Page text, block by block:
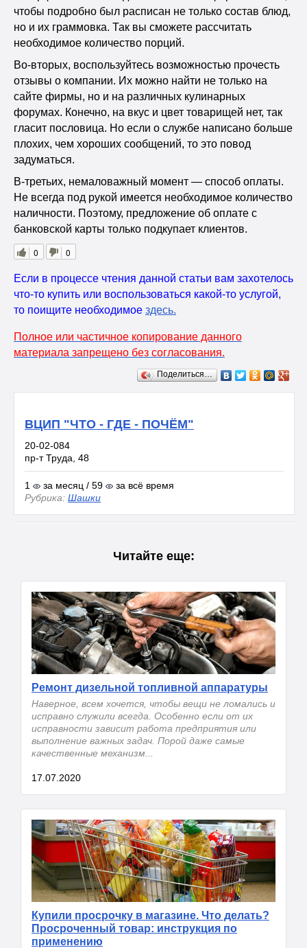
чтобы подробно был расписан не только состав блюд,
но и их граммовка. Так вы сможете рассчитать
необходимое количество порций.
Во-вторых, воспользуйтесь возможностью прочесть
отзывы о компании. Их можно найти не только на
сайте фирмы, но и на различных кулинарных
форумах. Конечно, на вкус и цвет товарищей нет, так
гласит пословица. Но если о службе написано больше
плохих, чем хороших сообщений, то это повод
задуматься.
В-третьих, немаловажный момент — способ оплаты.
Не всегда под рукой имеется необходимое количество
наличности. Поэтому, предложение об оплате с
банковской карты только подкупает клиентов.
0
0
Если в процессе чтения данной статьи вам захотелось
что-то купить или воспользоваться какой-то услугой,
то поищите необходимое здесь.
Полное или частичное копирование данного
материала запрещено без согласования.
Поделиться…
ВЦИП "ЧТО - ГДЕ - ПОЧЁМ"
20-02-084
пр-т Труда, 48
1 за месяц / 59
за всё время
Рубрика: Шашки
Читайте еще:
Ремонт дизельной топливной аппаратуры
Наверное, всем хочется, чтобы вещи не ломались и
исправно служили всегда. Особенно если от их
исправности зависит работа предприятия или
выполнение важных задач. Порой даже самые
качественные механизм...
17.07.2020
Купили просрочку в магазине. Что делать?
Просроченный товар: инструкция по
применению